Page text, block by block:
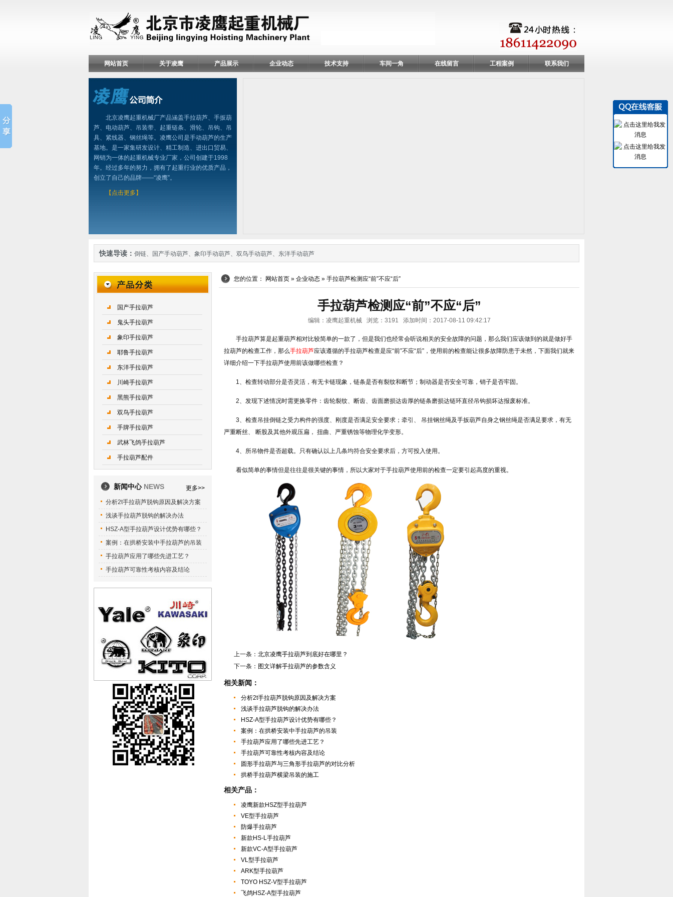
网站首页 关于凌鹰 产品展示 企业动态 技术支持 车间一角 在线留言 工程案例 联系我们
北京凌鹰起重机械厂产品涵盖手拉葫芦、手扳葫
芦、电动葫芦、吊装带、起重链条、滑轮、吊钩、吊
具、紧线器、钢丝绳等。凌鹰公司是手动葫芦的生产
基地。是一家集研发设计、精工制造、进出口贸易、
网销为一体的起重机械专业厂家，公司创建于1998
年。经过多年的努力，拥有了起重行业的优质产品，
创立了自己的品牌——“凌鹰”。
【点击更多】
快速导读： 倒链、 国产手动葫芦、 象印手动葫芦、 双鸟手动葫芦、 东洋手动葫芦
您的位置： 网站首页 » 企业动态 » 手拉葫芦检测应“前”不应“后”
手拉葫芦检测应“前”不应“后”
编辑：凌鹰起重机械 浏览：3191 添加时间：2017-08-11 09:42:17
手拉葫芦算是起重葫芦相对比较简单的一款了，但是我们也经常会听说相关的安全故障的问题，那么我们应该做到的就是做好手
拉葫芦的检查工作，那么手拉葫芦应该遵循的手拉葫芦检查是应“前”不应“后”，使用前的检查能让很多故障防患于未然，下面我们就来
详细介绍一下手拉葫芦使用前该做哪些检查？
1、检查转动部分是否灵活，有无卡链现象，链条是否有裂纹和断节；制动器是否安全可靠，销子是否牢固。
2、发现下述情况时需更换零件：齿轮裂纹、断齿、齿面磨损达齿厚的链条磨损达链环直径吊钩损坏达报废标准。
3、检查吊挂倒链之受力构件的强度、刚度是否满足安全要求；牵引、 吊挂钢丝绳及手扳葫芦自身之钢丝绳是否满足要求，有无
严重断丝、 断股及其他外观压扁， 扭曲、严重锈蚀等物理化学变形。
4、所吊物件是否超载。只有确认以上几条均符合安全要求后，方可投入使用。
看似简单的事情但是往往是很关键的事情，所以大家对于手拉葫芦使用前的检查一定要引起高度的重视。
上一条： 北京凌鹰手拉葫芦到底好在哪里？
下一条： 图文详解手拉葫芦的参数含义
相关新闻：
分析2t手拉葫芦脱钩原因及解决方案
浅谈手拉葫芦脱钩的解决办法
HSZ-A型手拉葫芦设计优势有哪些？
案例：在拱桥安装中手拉葫芦的吊装
手拉葫芦应用了哪些先进工艺？
手拉葫芦可靠性考核内容及结论
圆形手拉葫芦与三角形手拉葫芦的对比分析
拱桥手拉葫芦横梁吊装的施工
相关产品：
凌鹰新款HSZ型手拉葫芦
VE型手拉葫芦
防爆手拉葫芦
新款HS-L手拉葫芦
新款VC-A型手拉葫芦
VL型手拉葫芦
ARK型手拉葫芦
TOYO HSZ-V型手拉葫芦
飞鸽HSZ-A型手拉葫芦
国产手拉葫芦
鬼头手拉葫芦
象印手拉葫芦
耶鲁手拉葫芦
东洋手拉葫芦
川崎手拉葫芦
黑熊手拉葫芦
双鸟手拉葫芦
手牌手拉葫芦
武林飞鸽手拉葫芦
手拉葫芦配件
新闻中心 NEWS
更多>>
分析2t手拉葫芦脱钩原因及解决方案
浅谈手拉葫芦脱钩的解决办法
HSZ-A型手拉葫芦设计优势有哪些？
案例：在拱桥安装中手拉葫芦的吊装
手拉葫芦应用了哪些先进工艺？
手拉葫芦可靠性考核内容及结论